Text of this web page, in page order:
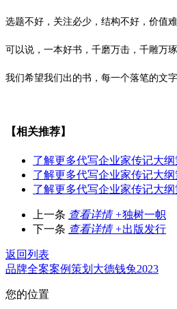
选题不好，关注必少，结构不好，价值
可以说，一本好书，千磨万击，千雕万
我们希望我们出的书，每一个落笔的文
【相关推荐】
了解更多代写企业家传记大纲
了解更多代写企业家传记大纲
了解更多代写企业家传记大纲
上一条 查看详情 +独树一帜
下一条 查看详情 +出版发行
返回列表
品牌全案案例策划 大德钱兔2023
您的位置